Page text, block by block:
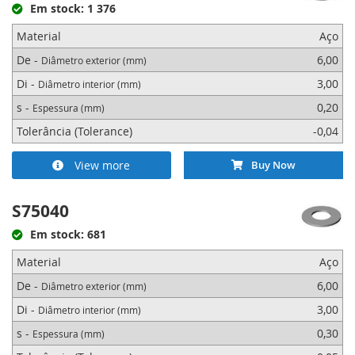
Em stock: 1 376
Material
Aço
De - Diâmetro exterior (mm)
6,00
Di - Diâmetro interior (mm)
3,00
s - Espessura (mm)
0,20
Tolerância (Tolerance)
-0,04
View more Buy Now
S75040
Em stock: 681
Material
Aço
De - Diâmetro exterior (mm)
6,00
Di - Diâmetro interior (mm)
3,00
s - Espessura (mm)
0,30